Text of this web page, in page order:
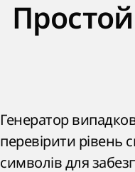
Генератор
перевірити рівень
символів для